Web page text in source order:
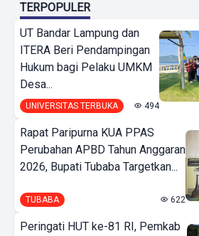
TERPOPULER
UT Bandar Lampung dan
ITERA Beri Pendampingan
Hukum bagi Pelaku UMKM
Desa...
UNIVERSITAS TERBUKA 494
Rapat Paripurna KUA PPAS
Perubahan APBD Tahun Anggaran
2026, Bupati Tubaba Targetkan...
TUBABA 622
Peringati HUT ke-81 RI, Pemkab